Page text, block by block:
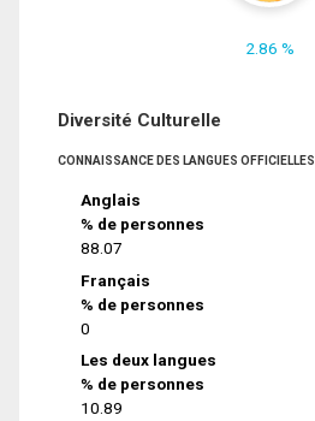
2.86 %
Diversité Culturelle
CONNAISSANCE DES LANGUES OFFICIELLES
Anglais
% de personnes
88.07
Français
% de personnes
0
Les deux langues
% de personnes
10.89